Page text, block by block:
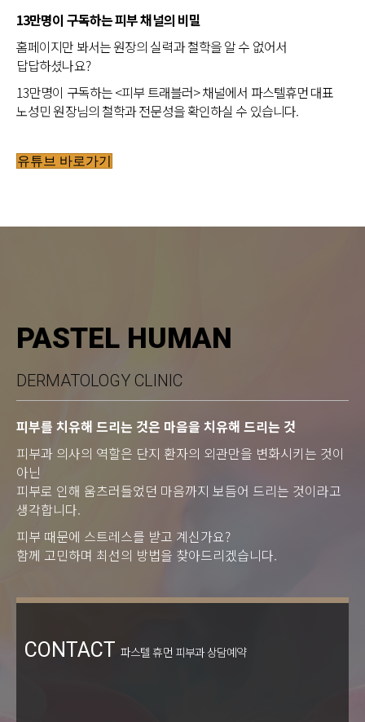
13만명이 구독하는 피부 채널의 비밀
홈페이지만 봐서는 원장의 실력과 철학을 알 수 없어서
답답하셨나요?
13만명이 구독하는 <피부 트래블러> 채널에서 파스텔휴먼 대표
노성민 원장님의 철학과 전문성을 확인하실 수 있습니다.
유튜브 바로가기
PASTEL HUMAN
DERMATOLOGY CLINIC
피부를 치유해 드리는 것은 마음을 치유해 드리는 것
피부과 의사의 역할은 단지 환자의 외관만을 변화시키는 것이
아닌
피부로 인해 움츠러들었던 마음까지 보듬어 드리는 것이라고
생각합니다.
피부 때문에 스트레스를 받고 계신가요?
함께 고민하며 최선의 방법을 찾아드리겠습니다.
CONTACT 파스텔 휴먼 피부과 상담예약